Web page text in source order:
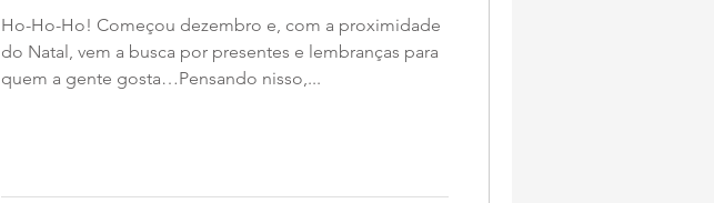
Ho-Ho-Ho! Começou dezembro e, com a proximidade
do Natal, vem a busca por presentes e lembranças para
quem a gente gosta…Pensando nisso,...